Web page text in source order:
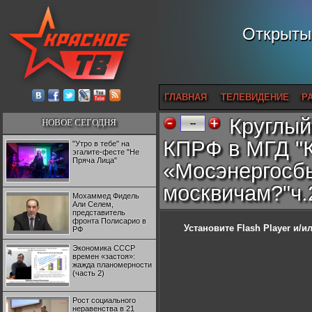
ГЛАВНАЯ ТЕЛЕВИДЕНИЕ
НОВОЕ СЕГОДНЯ
"Утро в тебе" на
эгалите-фесте "Не
Пряча Лица"
Мохаммед Фидель
Али Селем,
представитель
фронта Полисарио в
РФ
Экономика СССР
времен «застоя»:
жажда планомерности
(часть 2)
Рост социального
неравенства в 21
--
КПРФ в МГД
Установите Flash Player и/